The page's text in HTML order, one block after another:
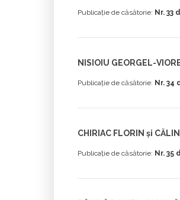
Publicație de căsătorie: Nr. 33
NISIOIU GEORGEL-
Publicație de căsătorie: Nr. 34
CHIRIAC FLORIN și
Publicație de căsătorie: Nr. 35